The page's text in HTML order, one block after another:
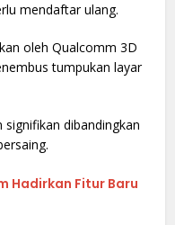
mendaftar ulang.
oleh Qualcomm 3D
tumpukan layar
dibandingkan
Hadirkan Fitur Baru